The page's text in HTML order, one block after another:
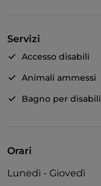
Servizi
Accesso disabili
Animali ammessi
Bagno per disabili
Orari
Lunedì - Giovedì